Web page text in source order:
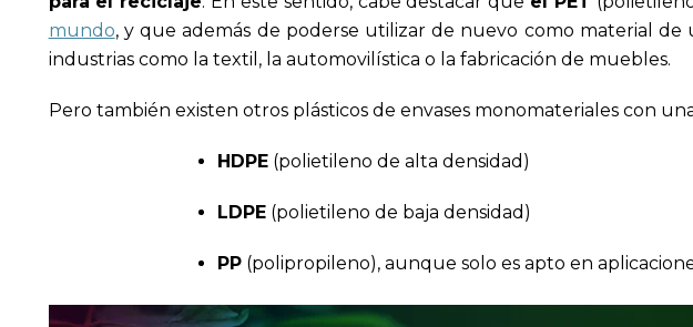
mundo, y que además de poderse utilizar de nuevo como material de
industrias como la textil, la automovilística o la fabricación de muebles.
Pero también existen otros plásticos de envases monomateriales con
HDPE(polietileno de alta densidad)
LDPE(polietileno de baja densidad)
PP(polipropileno), aunque solo es apto en